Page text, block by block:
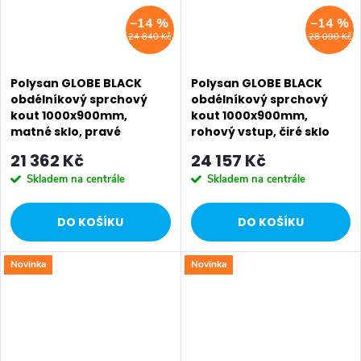
24 840 Kč
–14 %
Polysan GLOBE BLACK
obdélníkový sprchový
kout 1000x900mm,
matné sklo, pravé
21 362 Kč
Skladem na centrále
DO KOŠÍKU
28 090 Kč
–14 %
Polysan GLOBE BLACK
obdélníkový sprchový
kout 1000x900mm,
rohový vstup, čiré sklo
24 157 Kč
Skladem na centrále
DO KOŠÍKU
Novinka
Novinka